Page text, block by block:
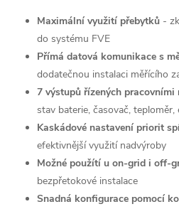
Maximální využití přebytků -
do systému FVE
Přímá datová komunikace s
dodatečnou instalaci měřícího
7 výstupů řízených pracovními
stav baterie, časovač,
Kaskádové nastavení priorit
efektivnější využití nadvýroby
Možné použítí u on-grid i off-
bezpřetokové instalace
Snadná konfigurace pomocí